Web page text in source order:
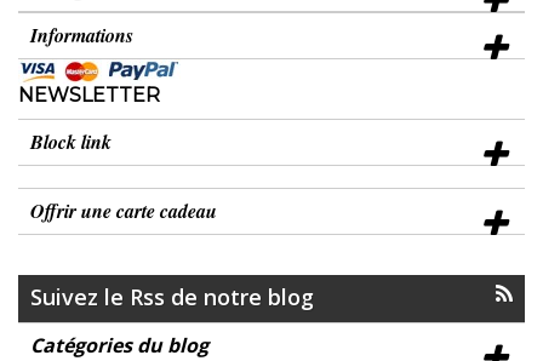
Informations
NEWSLETTER
Block link
Offrir une carte cadeau
Suivez le Rss de notre blog
Catégories du blog